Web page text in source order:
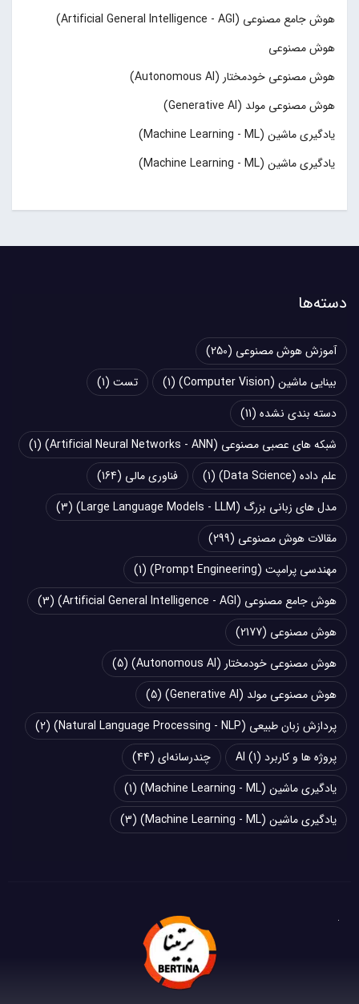
هوش جامع مصنوعی (Artificial General Intelligence - AGI)
هوش مصنوعی
هوش مصنوعی خودمختار (Autonomous AI)
هوش مصنوعی مولد (Generative AI)
یادگیری ماشین (Machine Learning - ML)
یادگیری ماشین (Machine Learning - ML)
دسته‌ها
آموزش هوش مصنوعی (250)
بینایی ماشین (Computer Vision)
(1) تست (1)
دسته بندی نشده (11)
شبکه های عصبی مصنوعی (Artificial Neural Networks - ANN)
(1)
علم داده (Data Science)
(1) فناوری مالی (164)
مدل های زبانی بزرگ (Large Language Models - LLM)
(3)
مقالات هوش مصنوعی (299)
مهندسی پرامپت (Prompt Engineering)
(1)
هوش جامع مصنوعی (Artificial General Intelligence - AGI)
(3)
هوش مصنوعی (2177)
هوش مصنوعی خودمختار (Autonomous AI)
(5)
هوش مصنوعی مولد (Generative AI)
(5)
پردازش زبان طبیعی (Natural Language Processing - NLP)
(2)
پروژه ها و کاربرد AI (1) چند‌‌رسانه‌ای (44)
یادگیری ماشین (Machine Learning - ML)
(1)
یادگیری ماشین (Machine Learning - ML)
(3)